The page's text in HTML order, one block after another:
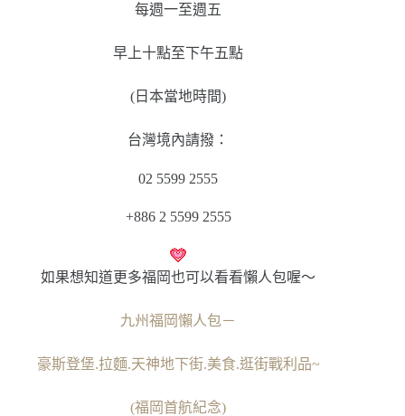
每週一至週五
早上十點至下午五點
(日本當地時間)
台灣境內請撥：
02 5599 2555
+886 2 5599 2555
如果想知道更多福岡也可以看看懶人包喔～
九州福岡懶人包－
豪斯登堡.拉麵.天神地下街.美食.逛街戰利品~
(福岡首航紀念)